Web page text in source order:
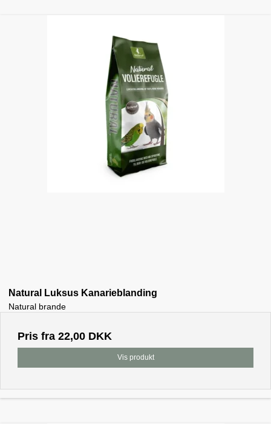
Natural Luksus Kanarieblanding
Natural brande
Pris fra 22,00 DKK
Vis produkt